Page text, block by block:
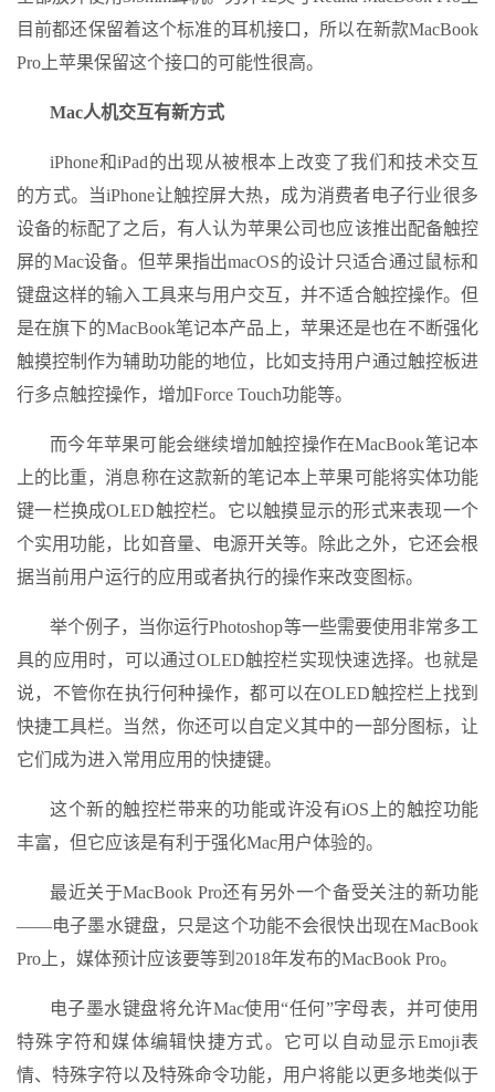
目前都还保留着这个标准的耳机接口，所以在新款MacBook
Pro上苹果保留这个接口的可能性很高。
Mac人机交互有新方式
iPhone和iPad的出现从被根本上改变了我们和技术交互
的方式。当iPhone让触控屏大热，成为消费者电子行业很多
设备的标配了之后，有人认为苹果公司也应该推出配备触控
屏的Mac设备。但苹果指出macOS的设计只适合通过鼠标和
键盘这样的输入工具来与用户交互，并不适合触控操作。但
是在旗下的MacBook笔记本产品上，苹果还是也在不断强化
触摸控制作为辅助功能的地位，比如支持用户通过触控板进
行多点触控操作，增加Force Touch功能等。
而今年苹果可能会继续增加触控操作在MacBook笔记本
上的比重，消息称在这款新的笔记本上苹果可能将实体功能
键一栏换成OLED触控栏。它以触摸显示的形式来表现一个
个实用功能，比如音量、电源开关等。除此之外，它还会根
据当前用户运行的应用或者执行的操作来改变图标。
举个例子，当你运行Photoshop等一些需要使用非常多工
具的应用时，可以通过OLED触控栏实现快速选择。也就是
说，不管你在执行何种操作，都可以在OLED触控栏上找到
快捷工具栏。当然，你还可以自定义其中的一部分图标，让
它们成为进入常用应用的快捷键。
这个新的触控栏带来的功能或许没有iOS上的触控功能
丰富，但它应该是有利于强化Mac用户体验的。
最近关于MacBook Pro还有另外一个备受关注的新功能
——电子墨水键盘，只是这个功能不会很快出现在MacBook
Pro上，媒体预计应该要等到2018年发布的MacBook Pro。
电子墨水键盘将允许Mac使用“任何”字母表，并可使用
特殊字符和媒体编辑快捷方式。它可以自动显示Emoji表
情、特殊字符以及特殊命令功能，用户将能以更多地类似于